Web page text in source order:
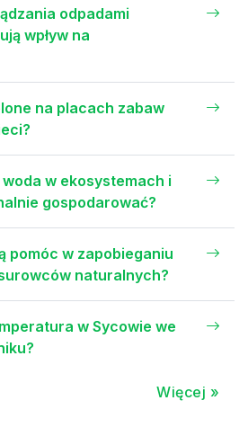
odpadami
wpływ na
na placach zabaw
w ekosystemach i
gospodarować?
pomóc w zapobieganiu
naturalnych?
w Sycowie we
Więcej »